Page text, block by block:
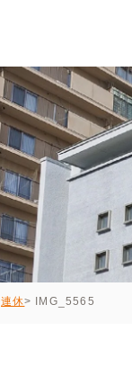
連休 IMG_5565